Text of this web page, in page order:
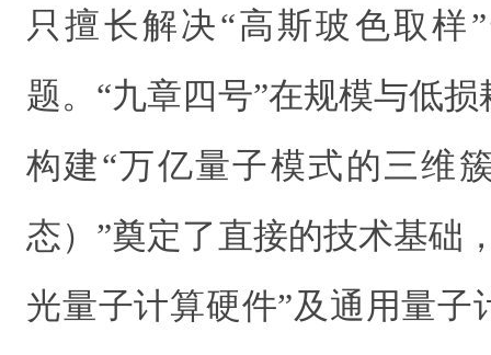
只擅长解决“高斯玻色取样
题。“九章四号”在规模与低
构建“万亿量子模式的三维
态）”奠定了直接的技术基础
光量子计算硬件”及通用量子